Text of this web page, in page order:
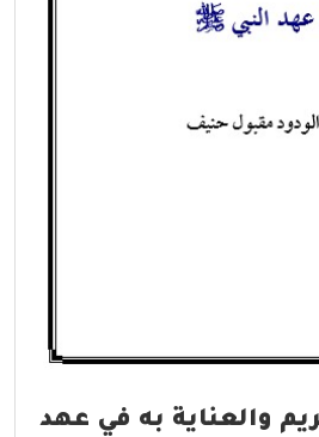
والعناية به في عهد